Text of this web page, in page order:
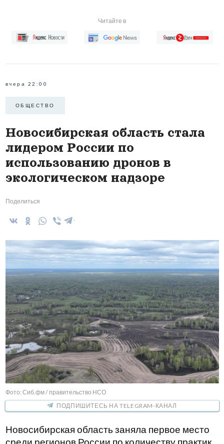
Читайте в
вчера 22:00
ОБЩЕСТВО
Новосибирская область стала
лидером России по
использованию дронов в
экологическом надзоре
Поделиться
Фото: Сиб.фм / правительство НСО
ПОДПИШИТЕСЬ НА TELEGRAM-КАНАЛ
Новосибирская область заняла первое место